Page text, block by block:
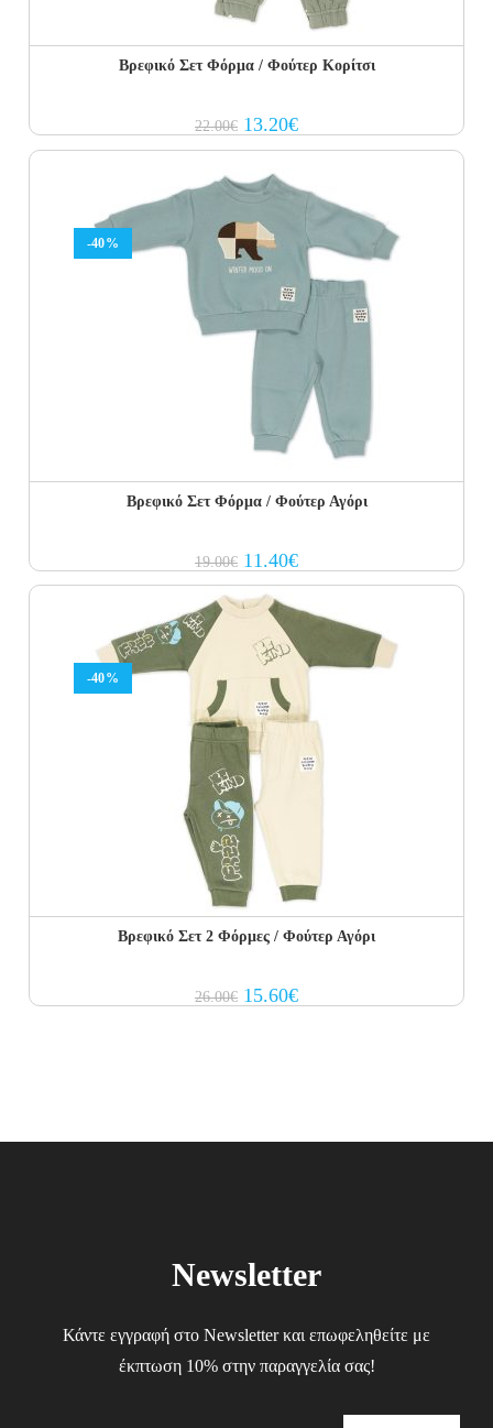
Βρεφικό Σετ Φόρμα / Φούτερ Κορίτσι
22.00€ Original
price
was:
13.20€Current
price
is:
-40%
Βρεφικό Σετ Φόρμα / Φούτερ Αγόρι
19.00€ Original
price
was:
19.00€.
11.40€Current
price
is:
-40%
Βρεφικό Σετ 2 Φόρμες / Φούτερ Αγόρι
26.00€ Original
price
15.60€Current
price
Newsletter
Κάντε εγγραφή στο Newsletter και επωφεληθείτε με
έκπτωση 10% στην παραγγελία σας!